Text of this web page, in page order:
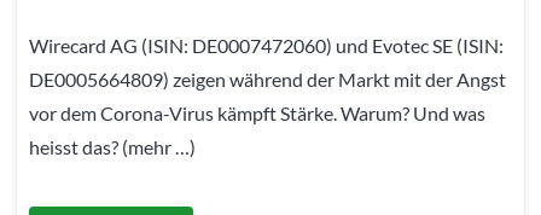
Wirecard AG (ISIN: DE0007472060) und Evotec SE (ISIN:
DE0005664809) zeigen während der Markt mit der Angst
vor dem Corona-Virus kämpft Stärke. Warum? Und was
heisst das? (mehr …)